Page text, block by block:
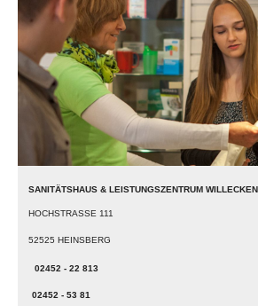
Unternehmen
Orthopädietechnik
Rehatechnik
Sanitätshaus
Gesundheitsmanagement
Kontakt
SANITÄTSHAUS & LEISTUNGSZENTRUM WILLECKEN
HOCHSTRASSE 111
52525 HEINSBERG
02452 - 22 813
02452 - 53 81